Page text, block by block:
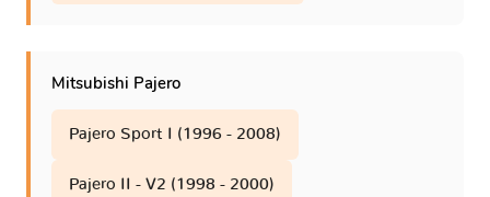
Mitsubishi Pajero
Pajero Sport I (1996 - 2008)
Pajero II - V2 (1998 - 2000)